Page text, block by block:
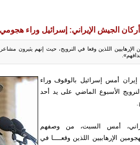
الجيش الإيراني: إسرائيل وراء
الإرهابيين اللذين وقعا في النرويج، حيث إنهم يثيرون
أمس إسرائيل بالوقوف وراء
الأسبوع الماضي على يد أحد
أمس السبت، من وصفهم
الإرهابيين اللذين وقعــــا في